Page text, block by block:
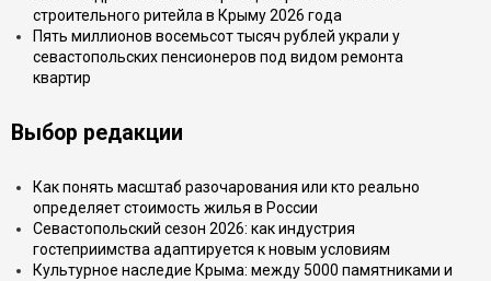
строительного ритейла в Крыму 2026 года
Пять миллионов восемьсот тысяч рублей украли у
севастопольских пенсионеров под видом ремонта
квартир
Выбор редакции
Как понять масштаб разочарования или кто реально
определяет стоимость жилья в России
Севастопольский сезон 2026: как индустрия
гостеприимства адаптируется к новым условиям
Культурное наследие Крыма: между 5000 памятниками и